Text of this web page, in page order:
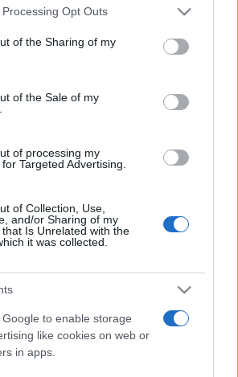
website/app uses one or more Google
or usage behaviour. You may click to
to Google and its third-party tags to
specified purposes in below Google
Opt Outs
of the Sharing of my
of the Sale of my
of processing my
Targeted Advertising.
of Collection, Use,
and/or Sharing of my
Is Unrelated with the
it was collected.
to enable storage
like cookies on web or
in apps.
hírek
csökken a riasztás
hírek
HÍRDETÉS
HÍRDETÉS